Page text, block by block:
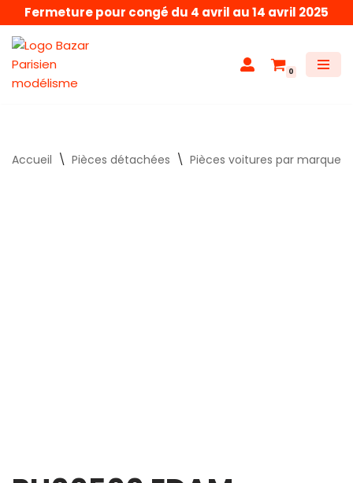
Aller
au
contenu
Fermeture pour congé du 4 avril au 14 avril 2025
0
Accueil \ Pièces détachées \ Pièces voitures par marque